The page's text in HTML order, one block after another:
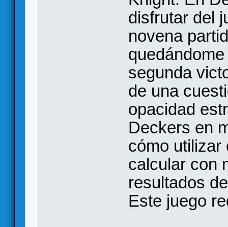
disfrutar del
novena
segunda
de una
opacidad
Deckers en
cómo utilizar
calcular con
resultados
Este juego